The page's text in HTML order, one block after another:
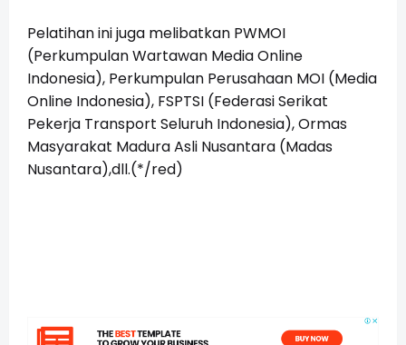
Pelatihan ini juga melibatkan PWMOI
(Perkumpulan Wartawan Media Online
Indonesia), Perkumpulan Perusahaan MOI (Media
Online Indonesia), FSPTSI (Federasi Serikat
Pekerja Transport Seluruh Indonesia), Ormas
Masyarakat Madura Asli Nusantara (Madas
Nusantara),dll.(*/red)